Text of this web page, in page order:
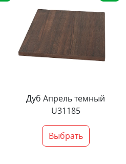
Дуб Апрель темный
U31185
Выбрать